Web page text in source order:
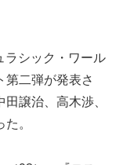
ラシック・ワール
第二弾が発表さ
譲治、高木渉、
。